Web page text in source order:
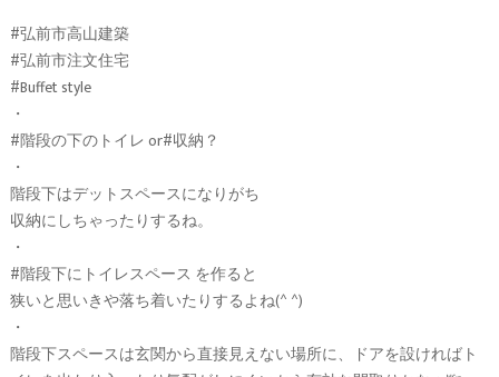
#弘前市高山建築
#弘前市注文住宅
#Buffet style
・
#階段の下のトイレ or#収納？
・
階段下はデットスペースになりがち
収納にしちゃったりするね。
・
#階段下にトイレスペース を作ると
狭いと思いきや落ち着いたりするよね(^ ^)
・
階段下スペースは玄関から直接見えない場所に、ドアを設ければト